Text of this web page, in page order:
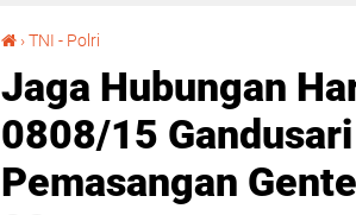
›TNI - Polri
Jaga Hubungan
0808/15
Pemasangan